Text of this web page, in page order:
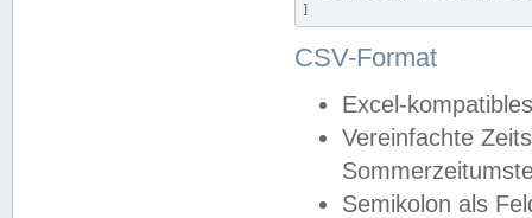
]
CSV-Format
Excel-
Vereinfachte
Semikolon als